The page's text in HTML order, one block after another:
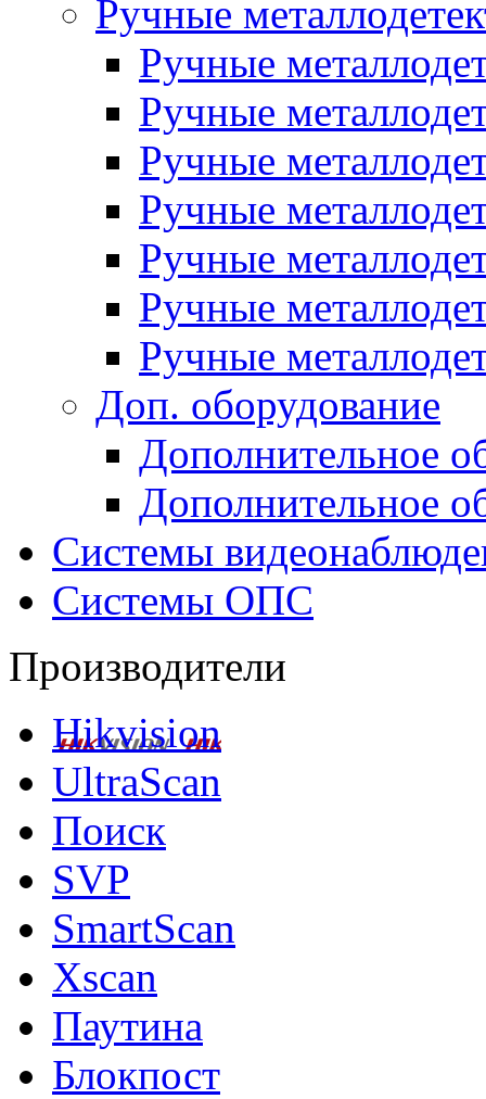
Ручные
Ручные
Ручные
Ручные
Ручные
Ручные
Ручные
Ручные
Доп. оборудование
Дополнительное
Дополнительное
Системы
Системы ОПС
Производители
Hikvision
UltraScan
Поиск
SVP
SmartScan
Xscan
Паутина
Блокпост